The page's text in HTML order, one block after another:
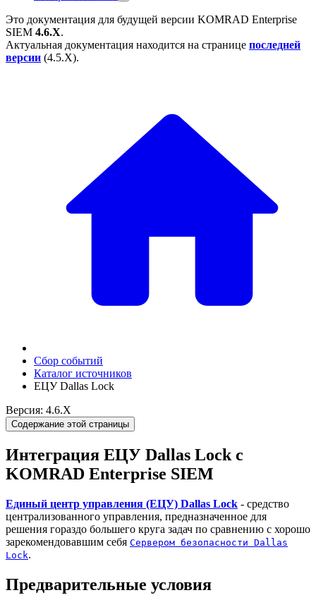
Это документация для будущей версии KOMRAD Enterprise
SIEM 4.6.X.
Актуальная документация находится на странице последней
версии (4.5.X).
Сбор событий
Каталог источников
ЕЦУ Dallas Lock
Версия: 4.6.X
Содержание этой страницы
Интеграция ЕЦУ Dallas Lock с
KOMRAD Enterprise SIEM
Единый центр управления (ЕЦУ) Dallas Lock - средство
централизованного управления, предназначенное для
решения гораздо большего круга задач по сравнению с хорошо
зарекомендовавшим себя Сервером безопасности Dallas
Lock.
Предварительные условия